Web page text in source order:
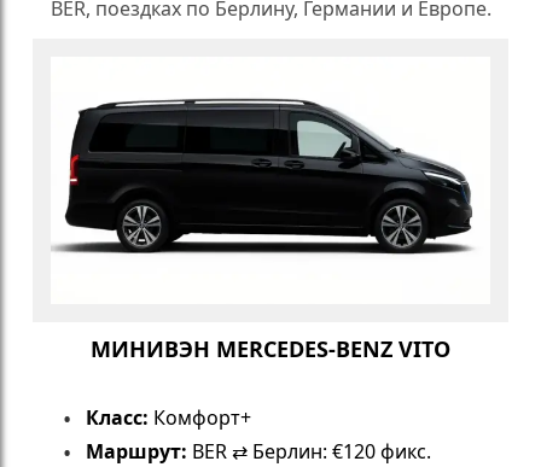
BER, поездках по Берлину, Германии и Европе.
МИНИВЭН MERCEDES-BENZ VITO
Класс: Комфорт+
Маршрут: BER ⇄ Берлин: €120 фикс.